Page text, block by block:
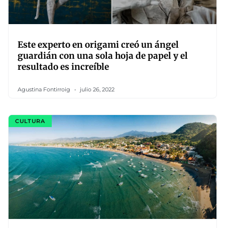
Este experto en origami creó un ángel
guardián con una sola hoja de papel y el
resultado es increíble
Agustina Fontirroig julio 26, 2022
CULTURA